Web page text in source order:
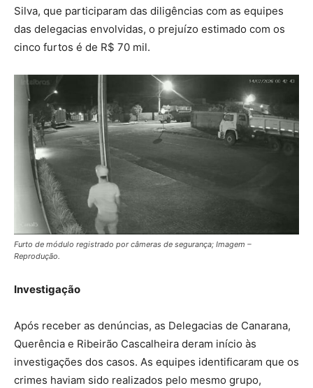
Silva, que participaram das diligências com as equipes
das delegacias envolvidas, o prejuízo estimado com os
cinco furtos é de R$ 70 mil.
Furto de módulo registrado por câmeras de segurança; Imagem –
Reprodução.
Investigação
Após receber as denúncias, as Delegacias de Canarana,
Querência e Ribeirão Cascalheira deram início às
investigações dos casos. As equipes identificaram que os
crimes haviam sido realizados pelo mesmo grupo,